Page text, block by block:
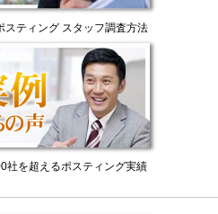
スティング スタッフ調査方法
社を超えるポスティング実績